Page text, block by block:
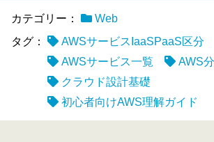
カテゴリー：
Web
タグ：
AWSサービスIaaSPaaS区分
AWSサービス一覧
AWS
クラウド設計基礎
初心者向けAWS理解ガイド